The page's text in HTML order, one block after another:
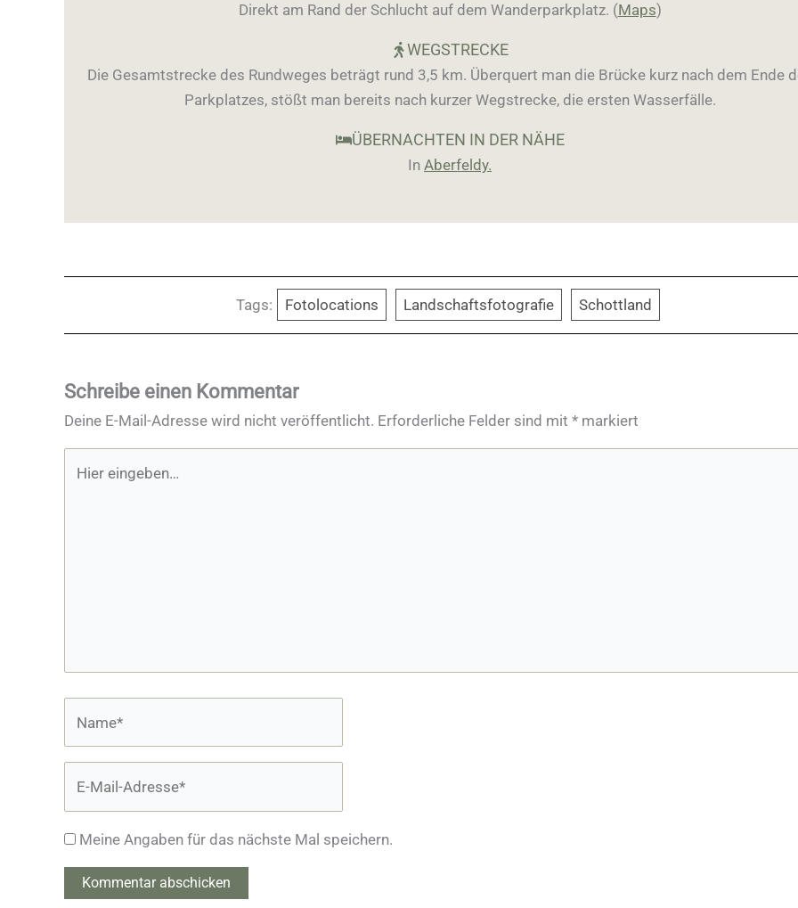
Direkt am Rand der Schlucht auf dem Wanderparkplatz. (Maps)
WEGSTRECKE
Die Gesamtstrecke des Rundweges beträgt rund 3,5 km. Überquert man die Brücke kurz nach dem Ende
Parkplatzes, stößt man bereits nach kurzer Wegstrecke, die ersten Wasserfälle.
ÜBERNACHTEN IN DER NÄHE
In Aberfeldy.
Tags: Fotolocations Landschaftsfotografie Schottland
Schreibe einen Kommentar
Deine E-Mail-Adresse wird nicht veröffentlicht. Erforderliche Felder sind mit * markiert
eingeben…
Meine Angaben für das nächste Mal speichern.